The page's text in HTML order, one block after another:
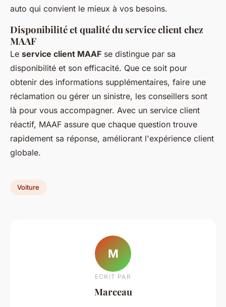
auto qui convient le mieux à vos besoins.
Disponibilité et qualité du service client chez
MAAF
Le service client MAAF se distingue par sa
disponibilité et son efficacité. Que ce soit pour
obtenir des informations supplémentaires, faire une
réclamation ou gérer un sinistre, les conseillers sont
là pour vous accompagner. Avec un service client
réactif, MAAF assure que chaque question trouve
rapidement sa réponse, améliorant l'expérience client
globale.
Voiture
M
ECRIT PAR
Marceau